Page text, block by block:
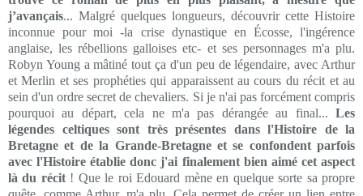
j’avançais... Malgré quelques longueurs, découvrir cette Histoire
inconnue pour moi -la crise dynastique en Écosse, l'ingérence
anglaise, les rébellions galloises etc- et ses personnages m'a plu.
Robyn Young a mâtiné tout ça d'un peu de légendaire, avec Arthur
et Merlin et ses prophéties qui apparaissent au cours du récit et au
sein d'un ordre secret de chevaliers. Si je n'ai pas forcément compris
pourquoi au départ, cela ne m'a pas dérangée au final... Les
légendes celtiques sont très présentes dans l'Histoire de la
Bretagne et de la Grande-Bretagne et se confondent parfois
avec l'Histoire établie donc j'ai finalement bien aimé cet aspect
là du récit! Que le roi Edouard mène en quelque sorte sa propre